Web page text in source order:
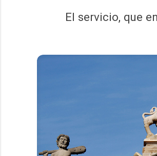
El servicio, que